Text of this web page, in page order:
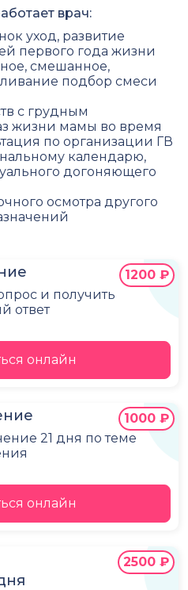
и получить
ответ
1200 ₽
онлайн
21 дня по теме
1000 ₽
онлайн
2500 ₽
врач:
уход, развитие
первого года жизни
смешанное,
подбор смеси
с грудным
жизни мамы во время
по организации ГВ
календарю,
догоняющего
осмотра другого